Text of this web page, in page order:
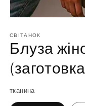
1
у
модальному
СВІТАНОК
Блуза
тканина